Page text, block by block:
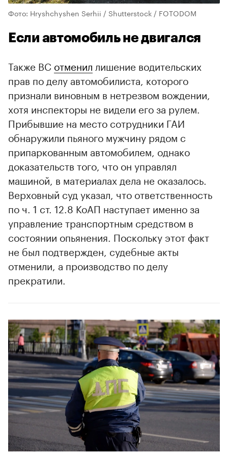
Фото: Hryshchyshen Serhii / Shutterstock / FOTODOM
Если автомобиль не двигался
Также ВС отменил лишение водительских
прав по делу автомобилиста, которого
признали виновным в нетрезвом вождении,
хотя инспекторы не видели его за рулем.
Прибывшие на место сотрудники ГАИ
обнаружили пьяного мужчину рядом с
припаркованным автомобилем, однако
доказательств того, что он управлял
машиной, в материалах дела не оказалось.
Верховный суд указал, что ответственность
по ч. 1 ст. 12.8 КоАП наступает именно за
управление транспортным средством в
состоянии опьянения. Поскольку этот факт
не был подтвержден, судебные акты
отменили, а производство по делу
прекратили.